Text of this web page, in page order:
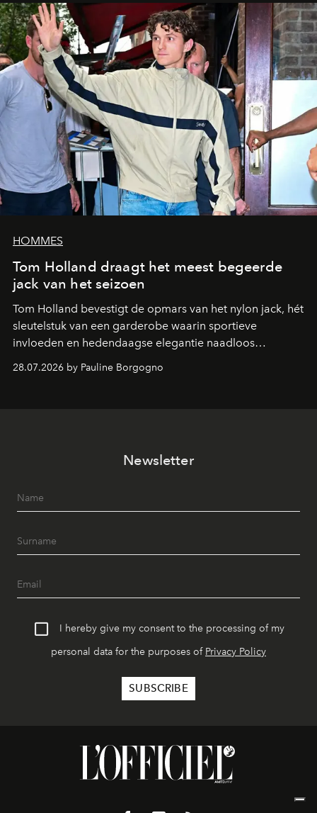
HOMMES
Tom Holland draagt het meest begeerde
jack van het seizoen
Tom Holland bevestigt de opmars van het nylon jack, hét
sleutelstuk van een garderobe waarin sportieve
invloeden en hedendaagse elegantie naadloos
28.07.2026 by Pauline Borgogno
Newsletter
I hereby give my consent to the processing of my
personal data for the purposes of Privacy Policy